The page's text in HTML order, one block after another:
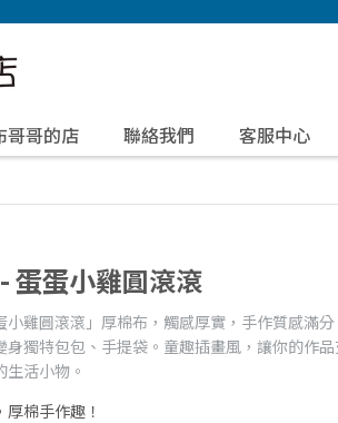
哥哥的店 聯絡我們 客服中心
蛋蛋小雞圓滾滾
小雞圓滾滾」厚棉布，觸感厚實，手作質感滿
身獨特包包、手提袋。童趣插畫風，讓你的作
生活小物。
棉手作趣！